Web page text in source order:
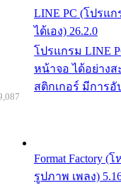
LINE PC (โปรแ
ได้เอง) 26.2.0
โปรแกรม LINE
หน้าจอ ได้อย่างส
สติกเกอร์ มีการอั
Format Factory (
รูปภาพ เพลง)